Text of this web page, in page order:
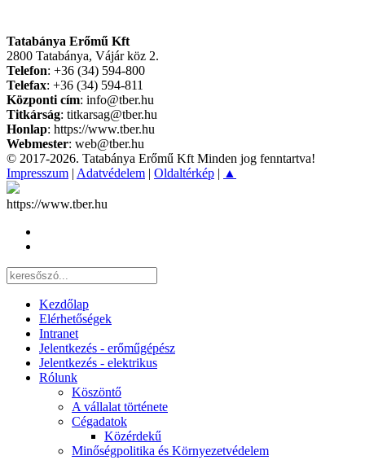
Tatabánya Erőmű Kft
2800 Tatabánya, Vájár köz 2.
Telefon: +36 (34) 594-800
Telefax: +36 (34) 594-811
Központi cím: info@tber.hu
Titkárság: titkarsag@tber.hu
Honlap: https://www.tber.hu
Webmester: web@tber.hu
© 2017-2026. Tatabánya Erőmű Kft Minden jog fenntartva!
Impresszum | Adatvédelem | Oldaltérkép | ▲
https://www.tber.hu
Kezdőlap
Elérhetőségek
Intranet
Jelentkezés - erőműgépész
Jelentkezés - elektrikus
Rólunk
Köszöntő
A vállalat története
Cégadatok
Közérdekű
Minőségpolitika és Környezetvédelem